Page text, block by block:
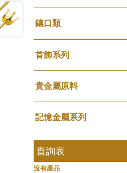
坦克鏈系列
滿天星鏈系列
刀片鏈系列
方假繩鏈系列
心心鏈系列
鴨俐制系列
字印牌系列
字母吊墜
相盒吊墜
項鏈吊墜
生肖吊墜
管扣系列
星座吊墜
水泡扣
珠扣
焊片及鐳射綫
空心車花管
其他
空心光身珠
空心批花珠
鑲口類
四爪頭系列
六爪頭系列
車花片
動感車花片
鑲口戒指
鑲口手鏈系列
首飾系列
手镯系列
戒指系列
空心耳環
空心车花管首饰链
空心手鐲系列
牛仔鏈
貴金屬原料
千足金
記憶金屬系列
記憶戒指
拉簧珠珠手鏈
記憶鈦手鐲
查詢表
沒有產品